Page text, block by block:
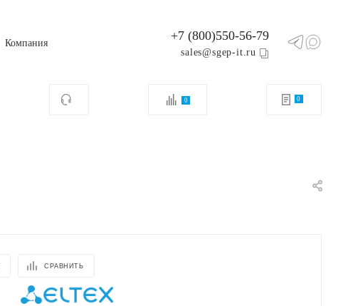
Компания +7 (800)550-56-79
sales@sgep-it.ru
0 0
СРАВНИТЬ